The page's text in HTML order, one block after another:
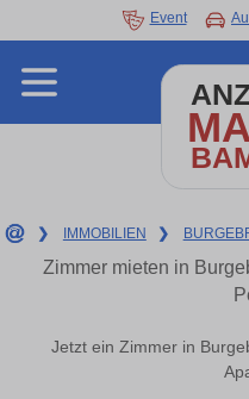
Event
❯ IMMOBILIEN ❯
Zimmer mieten in
Jetzt ein Zimmer in